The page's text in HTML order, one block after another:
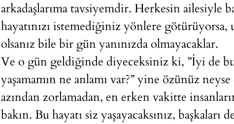
arkadaşlarıma tavsiyemdir. Herkesin ailesiyle
hayatınızı istemediğiniz yönlere götürüyorsa,
olsanız bile bir gün yanınızda olmayacaklar.
Ve o gün geldiğinde diyeceksiniz ki, ”İyi de
yaşamamın ne anlamı var?” yine özünüz
azından zorlamadan, en erken vakitte
bakın. Bu hayatı siz yaşayacaksınız,